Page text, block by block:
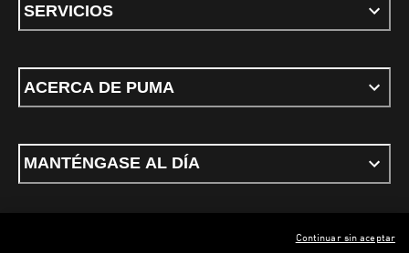
SERVICIOS
ACERCA DE PUMA
MANTÉNGASE AL DÍA
Continuar sin aceptar